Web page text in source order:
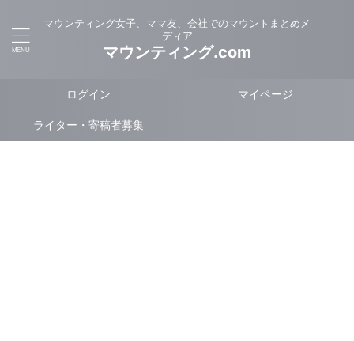
マウンティング女子、ママ友、会社でのマウントまとめメ
ディア
マウンティング.com
ログイン マイページ
ライター・寄稿者募集